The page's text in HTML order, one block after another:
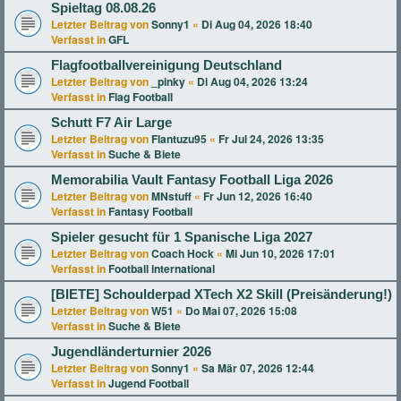
Spieltag 08.08.26
Letzter Beitrag vonSonny1 « Di Aug 04, 2026 18:40
Verfasst inGFL
Flagfootballvereinigung Deutschland
Letzter Beitrag von _pinky « Di Aug 04, 2026 13:24
Verfasst in Flag Football
Schutt F7 Air Large
Letzter Beitrag von Flantuzu95 « Fr Jul 24, 2026 13:35
Verfasst inSuche & Biete
Memorabilia Vault Fantasy Football Liga 2026
Letzter Beitrag vonMNstuff « Fr Jun 12, 2026 16:40
Verfasst in Fantasy Football
Spieler gesucht für 1 Spanische Liga 2027
Letzter Beitrag vonCoach Hock « Mi Jun 10, 2026 17:01
Verfasst in Football international
[BIETE] Schoulderpad XTech X2 Skill (Preisänderung!)
Letzter Beitrag vonW51 « Do Mai 07, 2026 15:08
Verfasst inSuche & Biete
Jugendländerturnier 2026
Letzter Beitrag vonSonny1 « Sa Mär 07, 2026 12:44
Verfasst inJugend Football